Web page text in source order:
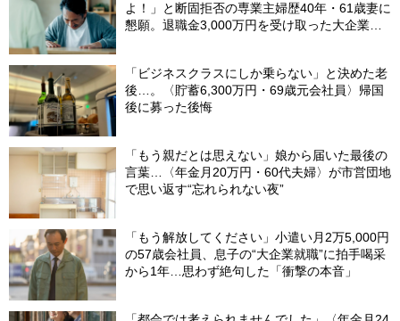
よ！」と断固拒否の専業主婦歴40年・61歳妻に
懇願。退職金3,000万円を受け取った大企業元
「ビジネスクラスにしか乗らない」と決めた老
後…。〈貯蓄6,300万円・69歳元会社員〉帰国
後に募った後悔
「もう親だとは思えない」娘から届いた最後の
言葉…〈年金月20万円・60代夫婦〉が市営団地
で思い返す“忘れられない夜”
「もう解放してください」小遣い月2万5,000円
の57歳会社員、息子の“大企業就職”に拍手喝采
から1年…思わず絶句した「衝撃の本音」